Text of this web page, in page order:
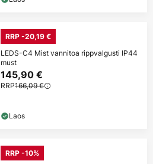
RRP -20,19 €
LEDS-C4 Mist vannitoa rippvalgusti IP44
must
145,90 €
RRP166,09 €
Laos
RRP -10%